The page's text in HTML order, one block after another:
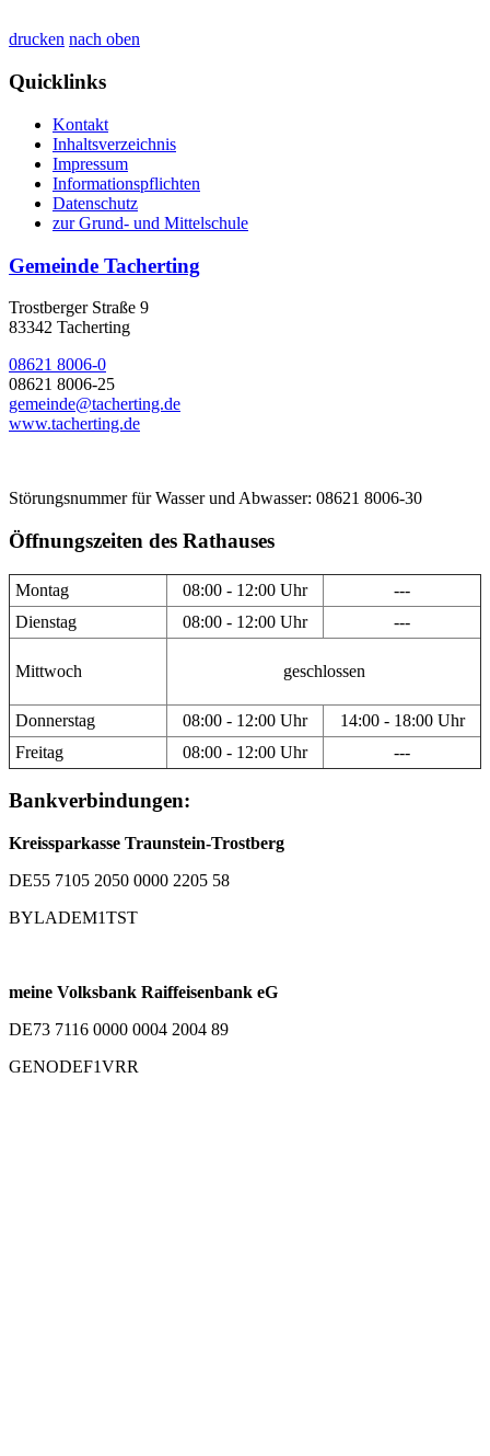
drucken nach oben
Quicklinks
Kontakt
Inhaltsverzeichnis
Impressum
Informationspflichten
Datenschutz
zur Grund- und Mittelschule
Gemeinde Tacherting
Trostberger Straße 9
83342 Tacherting
08621 8006-0
08621 8006-25
gemeinde@tacherting.de
www.tacherting.de
Störungsnummer für Wasser und Abwasser: 08621 8006-30
Öffnungszeiten des Rathauses
Montag 08:00 - 12:00 Uhr
---
Dienstag
08:00 - 12:00 Uhr ---
Mittwoch geschlossen
Donnerstag 08:00 - 12:00 Uhr
14:00 - 18:00 Uhr
Freitag
08:00 - 12:00 Uhr ---
Bankverbindungen:
Kreissparkasse Traunstein-Trostberg
DE55 7105 2050 0000 2205 58
BYLADEM1TST
meine Volksbank Raiffeisenbank eG
DE73 7116 0000 0004 2004 89
GENODEF1VRR